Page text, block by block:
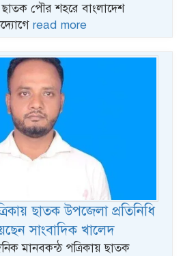
ছাতক পৌর শহরে বাংলাদেশ
read more
ছাতক উপজেলা প্রতিনিধি
সাংবাদিক খালেদ
মানবকন্ঠ পত্রিকায় ছাতক